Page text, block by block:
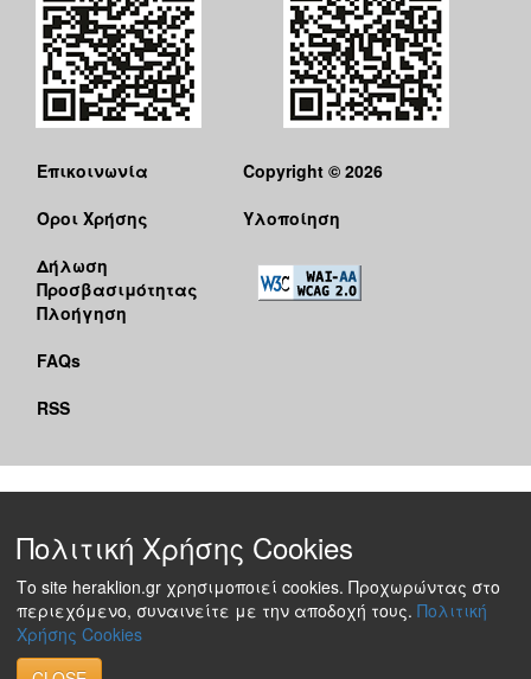
Επικοινωνία
Όροι Χρήσης
Δήλωση
Προσβασιμότητας
Πλοήγηση
FAQs
RSS
Copyright © 2026
Υλοποίηση
Πολιτική Χρήσης Cookies
Το site heraklion.gr χρησιμοποιεί cookies. Προχωρώντας στο
περιεχόμενο, συναινείτε με την αποδοχή τους. Πολιτική
Χρήσης Cookies